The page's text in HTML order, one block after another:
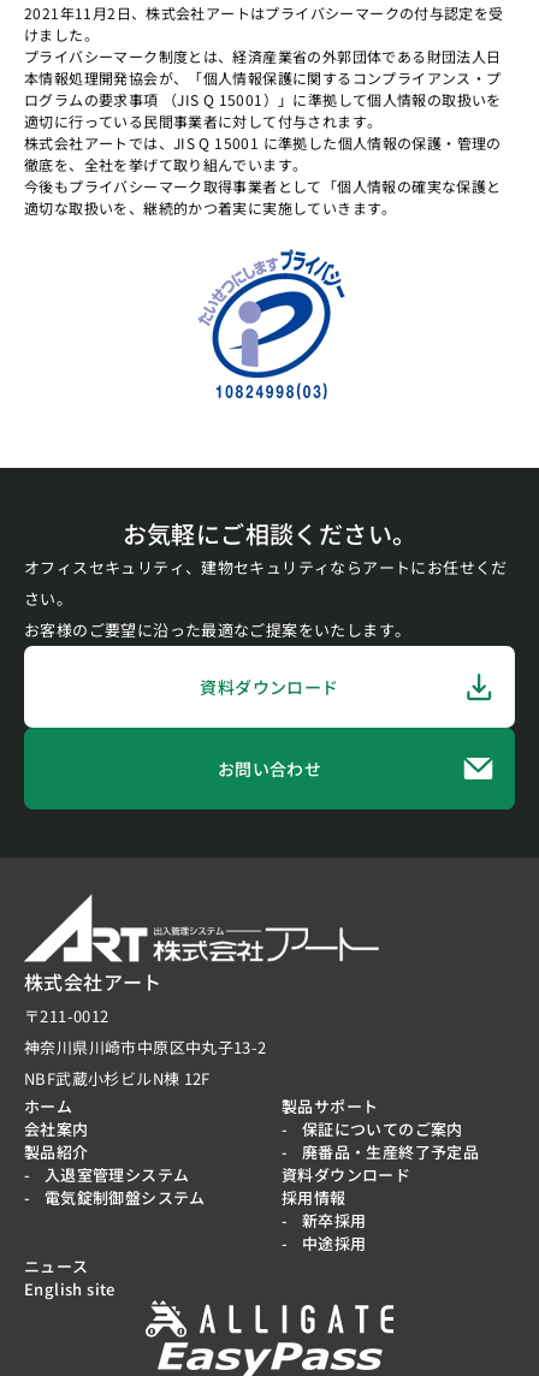
2021年11月2日、株式会社アートはプライバシーマークの付与認定を受
けました。
プライバシーマーク制度とは、経済産業省の外郭団体である財団法人日
本情報処理開発協会が、「個人情報保護に関するコンプライアンス・プ
ログラムの要求事項 （JIS Q 15001）」に準拠して個人情報の取扱いを
適切に行っている民間事業者に対して付与されます。
株式会社アートでは、JIS Q 15001 に準拠した個人情報の保護・管理の
徹底を、全社を挙げて取り組んでいます。
今後もプライバシーマーク取得事業者として「個人情報の確実な保護と
適切な取扱いを、継続的かつ着実に実施していきます。
お気軽にご相談ください。
オフィスセキュリティ、建物セキュリティならアートにお任せくだ
さい。
お客様のご要望に沿った最適なご提案をいたします。
資料ダウンロード
お問い合わせ
株式会社アート
〒211-0012
神奈川県川崎市中原区中丸子13-2
NBF武蔵小杉ビルN棟 12F
ホーム
会社案内
製品紹介
入退室管理システム
電気錠制御盤システム
製品サポート
保証についてのご案内
廃番品・生産終了予定品
資料ダウンロード
採用情報
新卒採用
中途採用
ニュース
English site